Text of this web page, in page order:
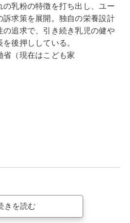
の乳粉の特徴を打ち出し、ユー
訴求策を展開。独自の栄養設計
の追求で、引き続き乳児の健や
を後押ししている。
省（現在はこども家
きを読む